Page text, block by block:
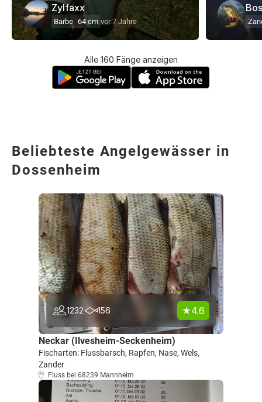
Zylfaxx
Barbe 64 cm vor 7 Jahre
Alle 160 Fänge anzeigen
Beliebteste Angelgewässer in
Dossenheim
1232 156 4.6
Neckar (Ilvesheim-Seckenheim)
Fischarten: Flussbarsch, Rapfen, Nase, Wels,
Zander
Fluss bei 68239 Mannheim